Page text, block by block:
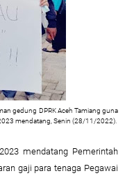
gedung DPRK Aceh Tamiang guna
mendatang, Senin (28/11/2022).
mendatang Pemerintah
gaji para tenaga Pegawai